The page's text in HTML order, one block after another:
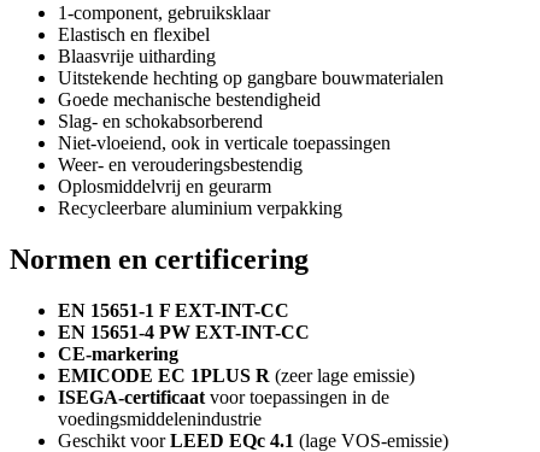
1-component, gebruiksklaar
Elastisch en flexibel
Blaasvrije uitharding
Uitstekende hechting op gangbare bouwmaterialen
Goede mechanische bestendigheid
Slag- en schokabsorberend
Niet-vloeiend, ook in verticale toepassingen
Weer- en verouderingsbestendig
Oplosmiddelvrij en geurarm
Recycleerbare aluminium verpakking
Normen en certificering
EN 15651-1 F EXT-INT-CC
EN 15651-4 PW EXT-INT-CC
CE-markering
EMICODE EC 1PLUS R (zeer lage emissie)
ISEGA-certificaat voor toepassingen in de
voedingsmiddelenindustrie
Geschikt voorLEED EQc 4.1 (lage VOS-emissie)